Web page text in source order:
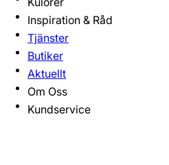
Inspiration & Råd
Tjänster
Butiker
Aktuellt
Om Oss
Kundservice